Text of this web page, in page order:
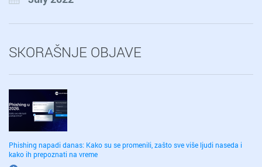
SKORAŠNJE OBJAVE
Phishing napadi danas: Kako su se promenili, zašto sve više ljudi naseda i
kako ih prepoznati na vreme